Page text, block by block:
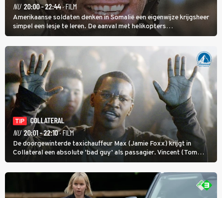
NU 20:00 - 22:44· FILM
Amerikaanse soldaten denken in Somalië een eigenwijze krijgsheer
simpel een lesje te leren. De aanval met helikopters
verloopt in Black Hawk down dramatisch.
TIP
COLLATERAL
NU 20:01 - 22:10· FILM
De doorgewinterde taxichauffeur Max (Jamie Foxx) krijgt in
Collateral een absolute ‘bad guy’ als passagier. Vincent (Tom
Cruise) heeft hem nodig om hem de stad door te loodsen om een
wel heel lugubere reden.